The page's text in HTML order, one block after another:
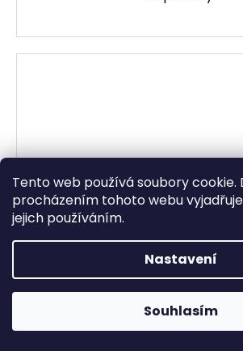
Tento web používá soubory cookie.
procházením tohoto webu
jejich používáním.
Nastavení
Souhlasím
Ve dnech 10.8. - 14.8 máme celoredakční
BALÍČEK PRO ŠTÍHLOU
Skladem